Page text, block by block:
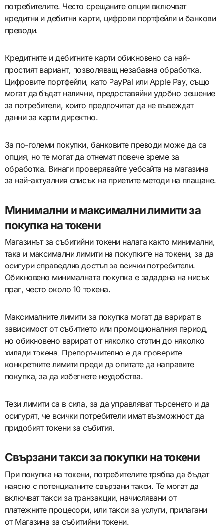
потребителите. Често срещаните опции включват
кредитни и дебитни карти, цифрови портфейли и банкови
преводи.
Кредитните и дебитните карти обикновено са най-
простият вариант, позволяващ незабавна обработка.
Цифровите портфейли, като PayPal или Apple Pay, също
могат да бъдат налични, предоставяйки удобно решение
за потребители, които предпочитат да не въвеждат
данни за карти директно.
За по-големи покупки, банковите преводи може да са
опция, но те могат да отнемат повече време за
обработка. Винаги проверявайте уебсайта на магазина
за най-актуалния списък на приетите методи на плащане.
Минимални и максимални лимити за
покупка на токени
Магазинът за събитийни токени налага както минимални,
така и максимални лимити на покупките на токени, за да
осигури справедлив достъп за всички потребители.
Обикновено минималната покупка е зададена на нисък
праг, често около 10 токена.
Максималните лимити за покупка могат да варират в
зависимост от събитието или промоционалния период,
но обикновено варират от няколко стотин до няколко
хиляди токена. Препоръчително е да проверите
конкретните лимити преди да опитате да направите
покупка, за да избегнете неудобства.
Тези лимити са в сила, за да управляват търсенето и да
осигурят, че всички потребители имат възможност да
придобият токени за събития.
Свързани такси за покупки на токени
При покупка на токени, потребителите трябва да бъдат
наясно с потенциалните свързани такси. Те могат да
включват такси за транзакции, начислявани от
платежните процесори, или такси за услуги, прилагани
от Магазина за събитийни токени.